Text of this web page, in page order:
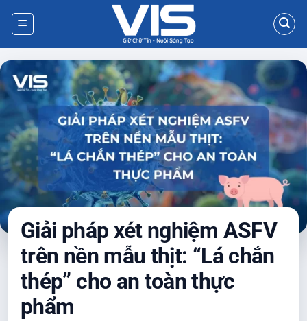
dung
Giải pháp xét nghiệm ASFV
trên nền mẫu thịt: “Lá chắn
thép” cho an toàn thực
phẩm